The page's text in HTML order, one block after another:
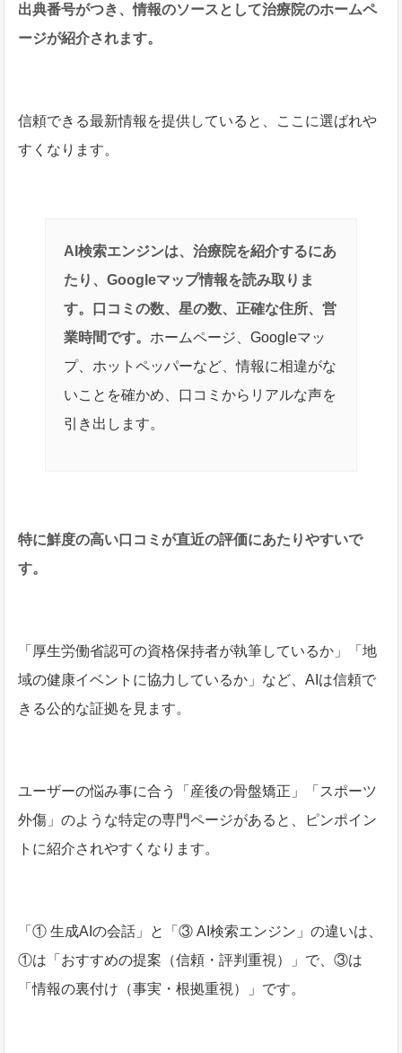
出典番号がつき、情報のソースとして治療院のホームペ
ージが紹介されます。
信頼できる最新情報を提供していると、ここに選ばれや
すくなります。
AI検索エンジンは、治療院を紹介するにあ
たり、Googleマップ情報を読み取りま
す。口コミの数、星の数、正確な住所、営
業時間です。 ホームページ、Googleマッ
プ、ホットペッパーなど、情報に相違がな
いことを確かめ、口コミからリアルな声を
引き出します。
特に鮮度の高い口コミが直近の評価にあたりやすいで
す。
「厚生労働省認可の資格保持者が執筆しているか」「地
域の健康イベントに協力しているか」など、AIは信頼で
きる公的な証拠を見ます。
ユーザーの悩み事に合う「産後の骨盤矯正」「スポーツ
外傷」のような特定の専門ページがあると、ピンポイン
トに紹介されやすくなります。
「① 生成AIの会話」と「③ AI検索エンジン」の違いは、
①は「おすすめの提案（信頼・評判重視）」で、③は
「情報の裏付け（事実・根拠重視）」です。